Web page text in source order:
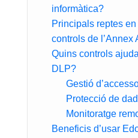
informàtica?
Principals reptes
controls de l’Annex
Quins controls
DLP?
Gestió
Protecció de
Monitoratge
Beneficis d’usar